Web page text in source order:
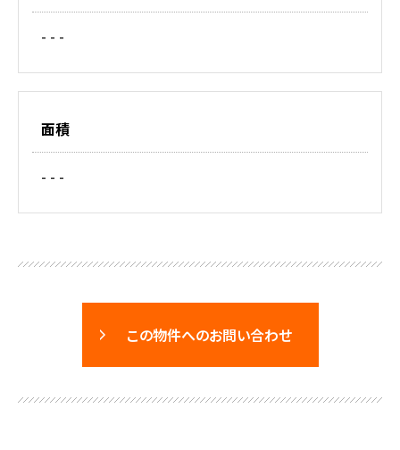
- - -
面積
- - -
この物件へのお問い合わせ